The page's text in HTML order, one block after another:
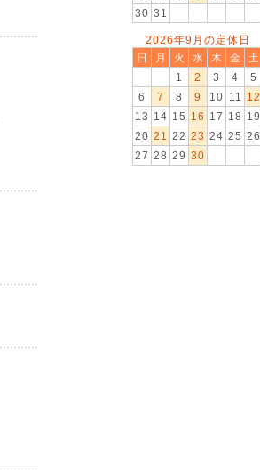
30 31
2026年9月の定休日
日
月 火 水 木 金
土
1
2 3 4
5
6
7 8 9 10 11
12
13
14 15 16 17 18
19
20 21 22 23 24 25 26
27 28 29 30